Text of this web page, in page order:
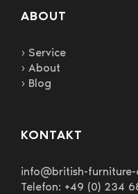
ABOUT
› Service
› About
› Blog
KONTAKT
info@british-
Telefon: +49 (0) 234